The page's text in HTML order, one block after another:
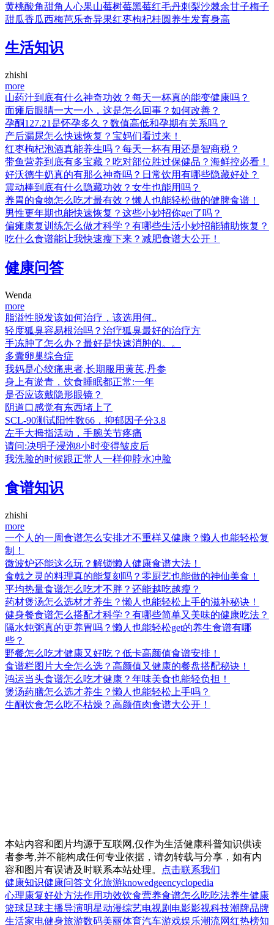
黄桃酸角甜角 人心果山莓树莓黑莓红毛丹刺梨沙棘余甘子梅子
甜瓜香瓜西梅芭乐奇异果红枣枸杞桂圆 养生发育身高
生活知识
zhishi
more
山药汁到底有什么神奇功效？每天一杯真的能变健康吗？
面瘫后眼睛一大一小，这是怎么回事？如何改善？
孕酮127.21是怀孕多久？数值高低和孕期有关系吗？
产后漏尿怎么快速恢复？宝妈们看过来！
红枣枸杞泡酒真能养生吗？每天一杯有用还是智商税？
带鱼营养到底有多宝藏？吃对部位胜过保健品？海鲜控必看！
好沃德牛奶真的有那么神奇吗？日常饮用有哪些隐藏好处？
震动棒到底有什么隐藏功效？女生也能用吗？
养胃的食物怎么吃才最有效？懒人也能轻松做的健脾食谱！
男性更年期也能快速恢复？这些小妙招你get了吗？
偏瘫康复训练怎么做才科学？有哪些生活小妙招能辅助恢复？
吃什么食谱能让我快速瘦下来？减肥食谱大公开！
健康问答
Wenda
more
脂溢性脱发该如何治疗，该选用何..
轻度狐臭容易根治吗？治疗狐臭最好的治疗方
手冻肿了怎么办？最好是快速消肿的。。
多囊卵巢综合症
我妈是心绞痛患者,长期服用黄芪,丹参
身上有淤青，饮食睡眠都正常:一年
是否应该戴隐形眼镜？
阴道口感觉有东西堵上了
SCL-90测试阳性数66，抑郁因子分3.8
左手大拇指活动，手腕关节疼痛
请问:决明子浸泡8小时变得皱皮后
我洗脸的时候跟正常人一样仰脖水冲脸
食谱知识
zhishi
more
一个人的一周食谱怎么安排才不重样又健康？懒人也能轻松复
制！
微波炉还能这么玩？解锁懒人健康食谱大法！
食戟之灵的料理真的能复刻吗？零厨艺也能做的神仙美食！
平均热量食谱怎么吃才不胖？还能越吃越瘦？
药材煲汤怎么选材才养生？懒人也能轻松上手的滋补秘诀！
健身餐食谱怎么搭配才科学？有哪些简单又美味的健康吃法？
隔水炖粥真的更养胃吗？懒人也能轻松get的养生食谱有哪
些？
野餐怎么吃才健康又好吃？低卡高颜值食谱安排！
食谱栏图片大全怎么选？高颜值又健康的餐盘搭配秘诀！
鸿运当头食谱怎么吃才健康？年味美食也能轻负担！
煲汤药膳怎么选才养生？懒人也能轻松上手吗？
生酮饮食怎么吃不枯燥？高颜值肉食谱大公开！
本站内容和图片均源于互联网,仅作为生活健康科普知识供读
者参考,并不能构成任何专业依据，请勿转载与分享，如有内
容和图片有误请及时联系本站处理。
点击联系我们
健康知识健康问答文化旅游knowedgeencyclopedia
心理康复好处方法作用功效饮食营养食谱怎么吃吃法养生健康
篮球足球主播导演明星动漫综艺电视剧 电影影视科技潮牌品牌
生活家电健身旅游数码美丽体育汽车游戏娱乐潮流网红热榜知